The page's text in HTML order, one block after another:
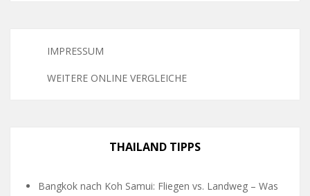
IMPRESSUM
WEITERE ONLINE VERGLEICHE
THAILAND TIPPS
Bangkok nach Koh Samui: Fliegen vs. Landweg – Was